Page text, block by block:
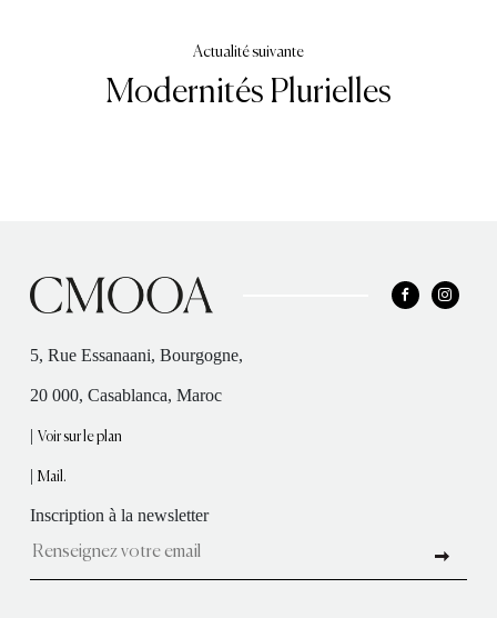
Actualité suivante
Modernités Plurielles
5, Rue Essanaani, Bourgogne,
20 000, Casablanca, Maroc
|Voir sur le plan
|Mail.
Inscription à la newsletter